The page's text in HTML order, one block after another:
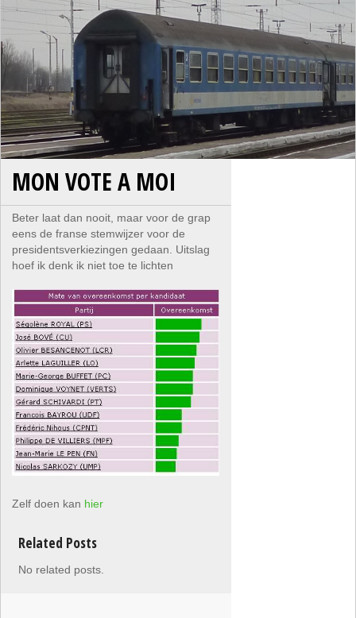
MON VOTE A MOI
Beter laat dan nooit, maar voor de grap
eens de franse stemwijzer voor de
presidentsverkiezingen gedaan. Uitslag
hoef ik denk ik niet toe te lichten
Zelf doen kan hier
Related Posts
No related posts.